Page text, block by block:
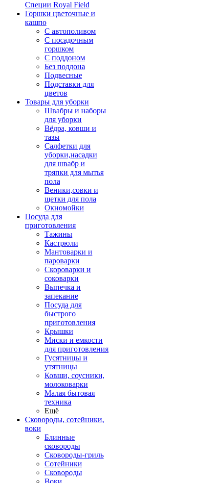
Специи Royal Field
Горшки цветочные и
кашпо
С автополивом
С посадочным
горшком
С поддоном
Без поддона
Подвесные
Подставки для
цветов
Товары для уборки
Швабры и наборы
для уборки
Вёдра, ковши и
тазы
Салфетки для
уборки,насадки
для швабр и
тряпки для мытья
пола
Веники,совки и
щетки для пола
Окномойки
Посуда для
приготовления
Тажины
Кастрюли
Мантоварки и
пароварки
Скороварки и
соковарки
Выпечка и
запекание
Посуда для
быстрого
приготовления
Крышки
Миски и емкости
для приготовления
Гусятницы и
утятницы
Ковши, соусники,
молоковарки
Малая бытовая
техника
Ещё
Сковороды, сотейники,
воки
Блинные
сковороды
Сковороды-гриль
Сотейники
Сковороды
Воки